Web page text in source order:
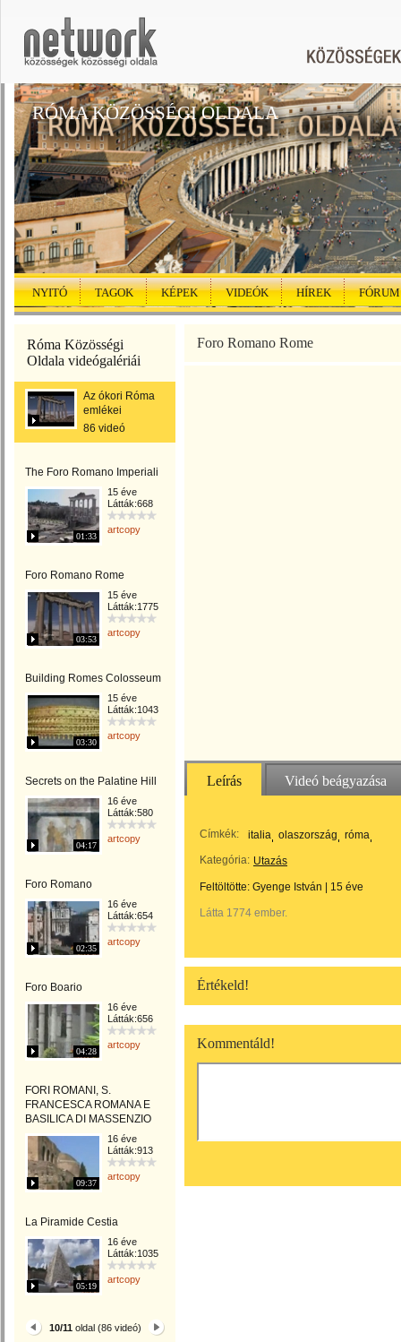
RÓMA KÖZÖSSÉGI OLDALA
NYITÓ TAGOK KÉPEK VIDEÓK HÍREK FÓRUM
Róma Közösségi
Oldala videógalériái
Az ókori Róma
emlékei
86 videó
The Foro Romano Imperiali
01:33
15 éve
Látták:668
artcopy
Foro Romano Rome
03:53
15 éve
Látták:1775
artcopy
Building Romes Colosseum
03:30
15 éve
Látták:1043
artcopy
Secrets on the Palatine Hill
04:17
16 éve
Látták:580
artcopy
Foro Romano
02:35
16 éve
Látták:654
artcopy
Foro Boario
04:28
16 éve
Látták:656
artcopy
FORI ROMANI, S.
FRANCESCA ROMANA E
BASILICA DI MASSENZIO
09:37
16 éve
Látták:913
artcopy
La Piramide Cestia
05:19
16 éve
Látták:1035
artcopy
10/11oldal (86 videó)
Foro Romano Rome
Leírás Videó beágyazása
Címkék: italia olaszország
róma
Kategória: Utazás
Feltöltötte: Gyenge István 15 éve
Látta 1774 ember.
Értékeld!
Kommentáld!